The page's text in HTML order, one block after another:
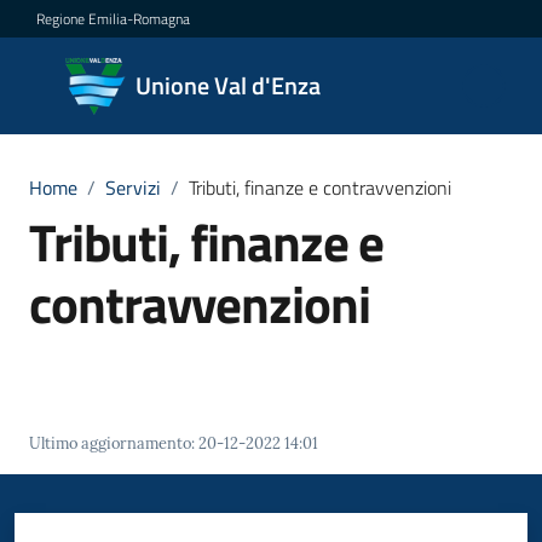
Vai al contenuto
Vai alla navigazione
Vai al footer
Regione Emilia-Romagna
Unione Val d'Enza
Unione
Val
Amministrazione
Novità
Vivere
Val
Home / Servizi / Tributi, finanze e contravvenzioni
Tributi, finanze e
contravvenzioni
Ultimo aggiornamento:20-12-2022 14:01